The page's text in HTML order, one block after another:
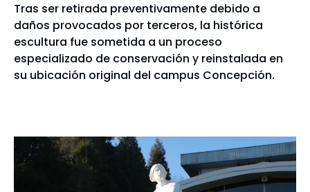
Tras ser retirada preventivamente debido a
daños provocados por terceros, la histórica
escultura fue sometida a un proceso
especializado de conservación y reinstalada en
su ubicación original del campus Concepción.